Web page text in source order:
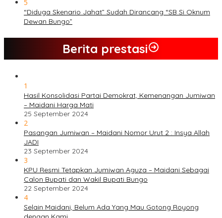
5
“Diduga Skenario Jahat” Sudah Dirancang “SB Si Oknum
Dewan Bungo”
Berita prestasi
1
Hasil Konsolidasi Partai Demokrat, Kemenangan Jumiwan
– Maidani Harga Mati
25 September 2024
2
Pasangan Jumiwan – Maidani Nomor Urut 2 : Insya Allah
JADI
23 September 2024
3
KPU Resmi Tetapkan Jumiwan Aguza – Maidani Sebagai
Calon Bupati dan Wakil Bupati Bungo
22 September 2024
4
Selain Maidani, Belum Ada Yang Mau Gotong Royong